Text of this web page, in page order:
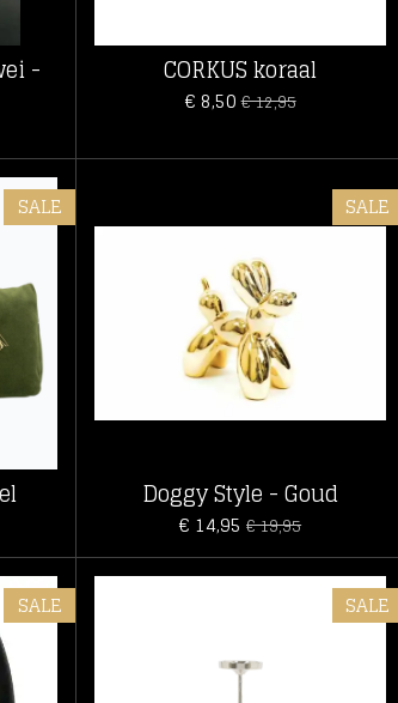
- CORKUS koraal
€ 8,50€ 12,95
SALE SALE
Doggy Style - Goud
€ 14,95 € 19,95
SALE SALE